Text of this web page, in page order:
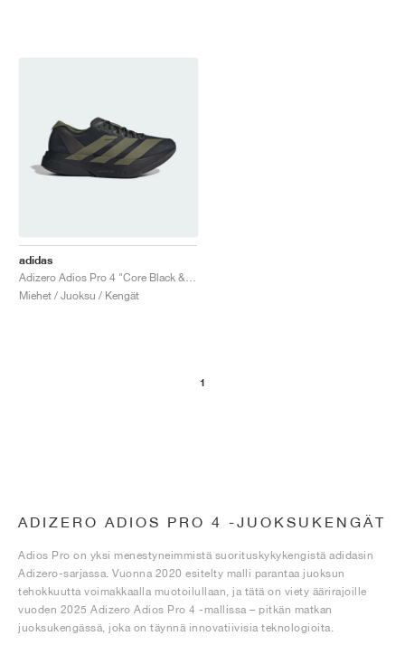
adidas
Miehet / Juoksu / Kengät
1
ADIZERO ADIOS PRO 4 -JUOKSUKENGÄT
Adios Pro on yksi menestyneimmistä suorituskykykengistä adidasin
Adizero-sarjassa. Vuonna 2020 esitelty malli parantaa juoksun
tehokkuutta voimakkaalla muotoilullaan, ja tätä on viety äärirajoille
vuoden 2025 Adizero Adios Pro 4 -mallissa – pitkän matkan
juoksukengässä, joka on täynnä innovatiivisia teknologioita.